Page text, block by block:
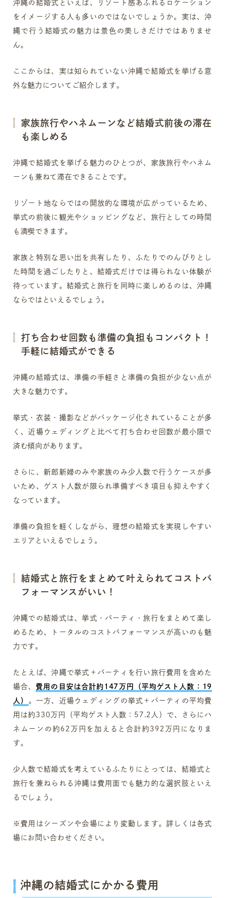
沖縄の結婚式といえば、リゾート感あふれるロケーション
をイメージする人も多いのではないでしょうか。実は、沖
縄で行う結婚式の魅力は景色の美しさだけではありませ
ん。
ここからは、実は知られていない沖縄で結婚式を挙げる意
外な魅力についてご紹介します。
家族旅行やハネムーンなど結婚式前後の滞在
も楽しめる
沖縄で結婚式を挙げる魅力のひとつが、家族旅行やハネム
ーンも兼ねて滞在できることです。
リゾート地ならではの開放的な環境が広がっているため、
挙式の前後に観光やショッピングなど、旅行としての時間
も満喫できます。
家族と特別な思い出を共有したり、ふたりでのんびりとし
た時間を過ごしたりと、結婚式だけでは得られない体験が
待っています。結婚式と旅行を同時に楽しめるのは、沖縄
ならではといえるでしょう。
打ち合わせ回数も準備の負担もコンパクト！
手軽に結婚式ができる
沖縄の結婚式は、準備の手軽さと準備の負担が少ない点が
大きな魅力です。
挙式・衣装・撮影などがパッケージ化されていることが多
く、近場ウェディングと比べて打ち合わせ回数が最小限で
済む傾向があります。
さらに、新郎新婦のみや家族のみ少人数で行うケースが多
いため、ゲスト人数が限られ準備すべき項目も抑えやすく
なっています。
準備の負担を軽くしながら、理想の結婚式を実現しやすい
エリアといえるでしょう。
結婚式と旅行をまとめて叶えられてコストパ
フォーマンスがいい！
沖縄での結婚式は、挙式・パーティ・旅行をまとめて楽し
めるため、トータルのコストパフォーマンスが高いのも魅
力です。
たとえば、沖縄で挙式＋パーティを行い旅行費用を含めた
場合、費用の目安は合計約147万円（平均ゲスト人数：19
人）
。一方、近場ウェディングの挙式＋パーティの平均費
用は約330万円（平均ゲスト人数：57.2人）で、さらにハ
ネムーンの約62万円を加えると合計約392万円になりま
す。
少人数で結婚式を考えているふたりにとっては、結婚式と
旅行を兼ねられる沖縄は費用面でも魅力的な選択肢といえ
るでしょう。
※費用はシーズンや会場により変動します。詳しくは各式
場にお問い合わせください。
沖縄の結婚式にかかる費用